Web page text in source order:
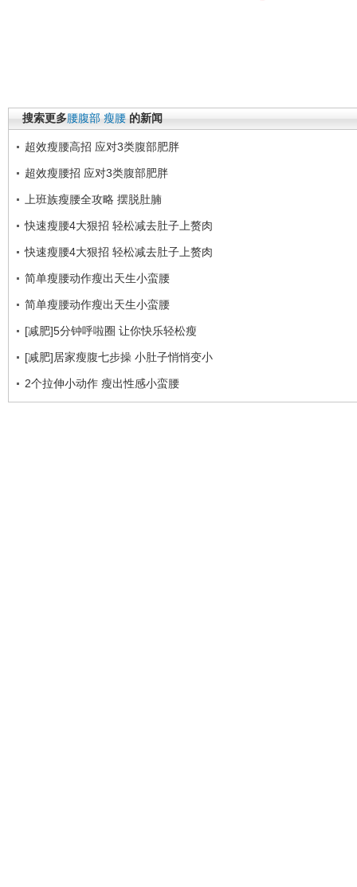
搜索更多腰腹部 瘦腰 的新闻
超效瘦腰高招 应对3类腹部肥胖
超效瘦腰招 应对3类腹部肥胖
上班族瘦腰全攻略 摆脱肚腩
快速瘦腰4大狠招 轻松减去肚子上赘肉
快速瘦腰4大狠招 轻松减去肚子上赘肉
简单瘦腰动作瘦出天生小蛮腰
简单瘦腰动作瘦出天生小蛮腰
[减肥]5分钟呼啦圈 让你快乐轻松瘦
[减肥]居家瘦腹七步操 小肚子悄悄变小
2个拉伸小动作 瘦出性感小蛮腰